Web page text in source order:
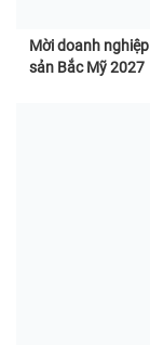
Mời doanh nghiệp tham gia gian hàng
sản Bắc Mỹ 2027